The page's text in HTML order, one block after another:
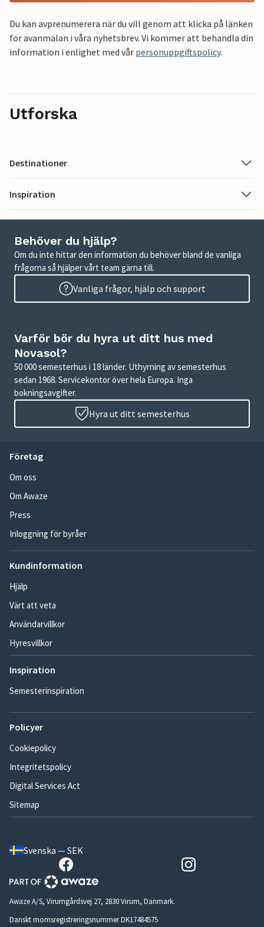
Du kan avprenumerera när du vill genom att klicka på länken
för avanmälan i våra nyhetsbrev. Vi kommer att behandla din
information i enlighet med vår personuppgiftspolicy.
Utforska
Destinationer
Inspiration
Behöver du hjälp?
Om du inte hittar den information du behöver bland de vanliga
frågorna så hjälper vårt team gärna till.
Vanliga frågor, hjälp och support
Varför bör du hyra ut ditt hus med
Novasol?
50 000 semesterhus i 18 länder. Uthyrning av semesterhus
sedan 1968. Servicekontor över hela Europa. Inga
bokningsavgifter.
Hyra ut ditt semesterhus
Företag
Om oss
Om Awaze
Press
Inloggning för byråer
Kundinformation
Hjälp
Värt att veta
Användarvillkor
Hyresvillkor
Inspiration
Semesterinspiration
Policyer
Cookiepolicy
Integritetspolicy
Digital Services Act
Sitemap
Svenska — SEK
Awaze A/S, Virumgårdsvej 27, 2830 Virum, Danmark.
Danskt momsregistreringsnummer DK17484575